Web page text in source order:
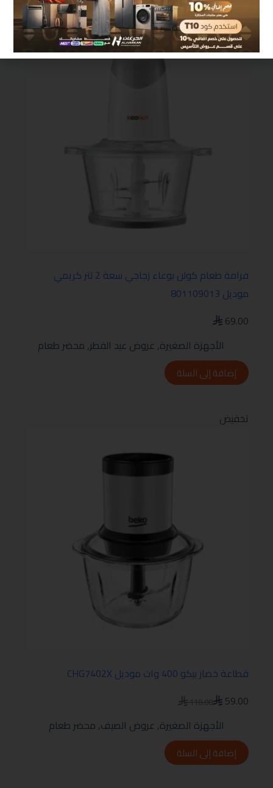
فرامة طعام كولن بوعاء زجاجي سعة 2 لتر كريمي
موديل 801109013
69.00
الأجهزة الصغيرة, عروض عيد الفطر, محضر طعام
إضافة إلى السلة
تخفيض
قطاعة خضار بيكو 400 وات موديل CHG7402X
118.00
59.00
الأجهزة الصغيرة, عروض الصيف, محضر طعام
إضافة إلى السلة